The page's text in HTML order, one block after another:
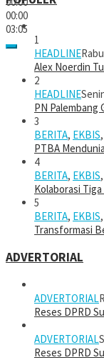
00:00
03:05
1
HEADLINE
Alex Noerdin
2
HEADLINE
PN Palembang
3
BERITA, EKBIS,
PTBA
4
BERITA, EKBIS,
Kolaborasi
5
BERITA, EKBIS,
Transformasi
ADVERTORIAL
ADVERTORIAL
Reses DPRD
ADVERTORIAL
Reses DPRD